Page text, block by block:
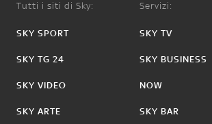
Tutti i siti di Sky:
SKY SPORT
SKY TG 24
SKY VIDEO
SKY ARTE
Servizi:
SKY TV
SKY BUSINESS
NOW
SKY BAR